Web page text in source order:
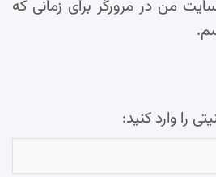
من در مرورگر برای زمانی که
را وارد کنید: